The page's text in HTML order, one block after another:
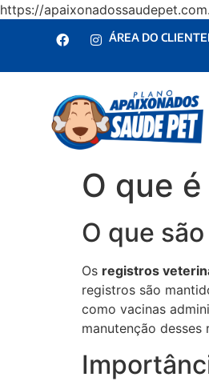
https://
ÁREA DO CLIENTE
O que
O que
Os registros
registros são
como vacinas
manutenção